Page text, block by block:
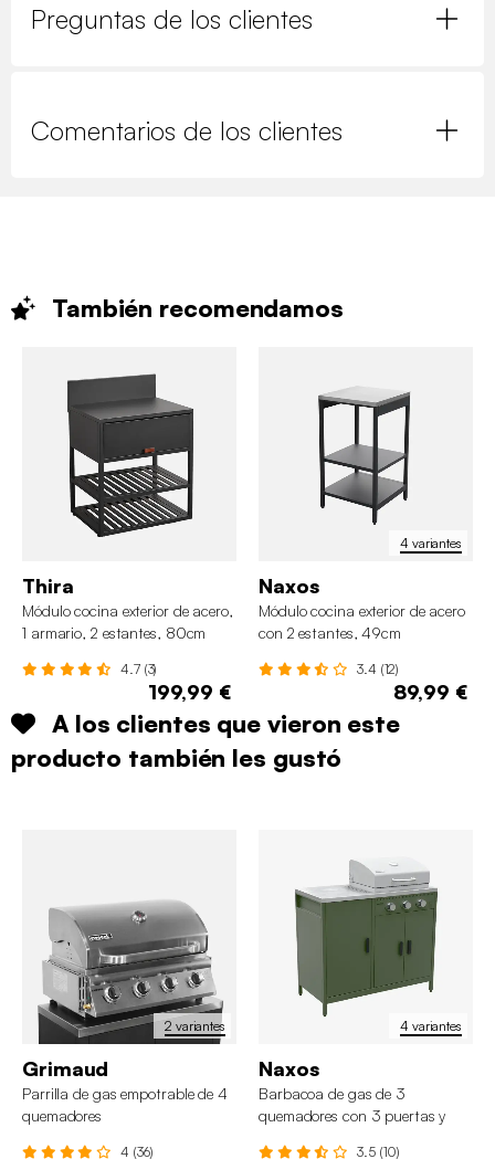
Preguntas de los clientes
Comentarios de los clientes
También recomendamos
Thira
Módulo cocina exterior de acero,
1 armario, 2 estantes, 80cm
4.7 (3)
199,99 €
4 variantes
Naxos
Módulo cocina exterior de acero
con 2 estantes, 49cm
3.4 (12)
89,99 €
A los clientes que vieron este
producto también les gustó
2 variantes
Grimaud
Parrilla de gas empotrable de 4
quemadores
4 (36)
4 variantes
Naxos
Barbacoa de gas de 3
quemadores con 3 puertas y
3.5 (10)